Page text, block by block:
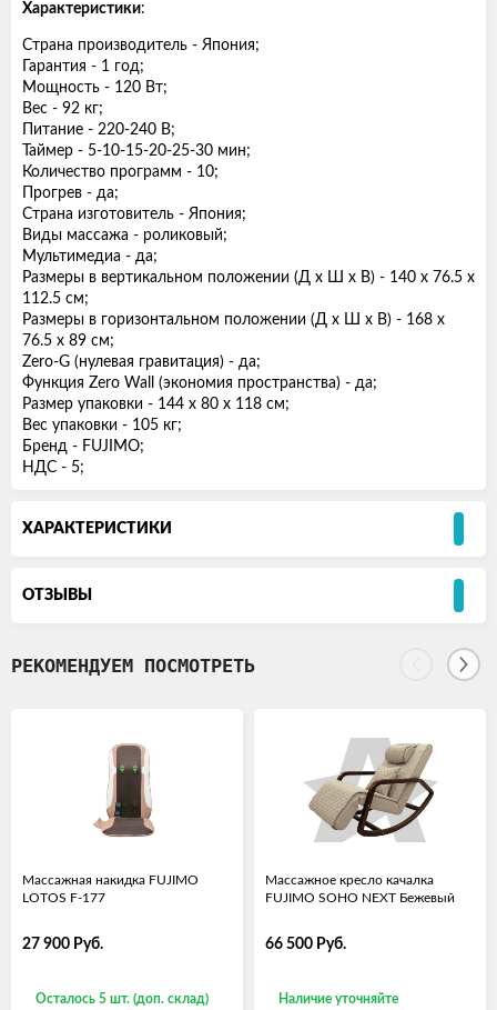
Характеристики:
Страна производитель - Япония;
Гарантия - 1 год;
Мощность - 120 Вт;
Вес - 92 кг;
Питание - 220-240 В;
Таймер - 5-10-15-20-25-30 мин;
Количество программ - 10;
Прогрев - да;
Страна изготовитель - Япония;
Виды массажа - роликовый;
Мультимедиа - да;
Размеры в вертикальном положении (Д х Ш х В) - 140 х 76.5 х
112.5 см;
Размеры в горизонтальном положении (Д х Ш х В) - 168 х
76.5 х 89 см;
Zero-G (нулевая гравитация) - да;
Функция Zero Wall (экономия пространства) - да;
Размер упаковки - 144 х 80 х 118 см;
Вес упаковки - 105 кг;
Бренд - FUJIMO;
НДС - 5;
ХАРАКТЕРИСТИКИ
ОТЗЫВЫ
РЕКОМЕНДУЕМ ПОСМОТРЕТЬ
Массажная накидка FUJIMO
LOTOS F-177
27 900 Руб.
Осталось 5 шт. (доп. склад)
Массажное кресло качалка
FUJIMO SOHO NEXT Бежевый
66 500 Руб.
Наличие уточняйте